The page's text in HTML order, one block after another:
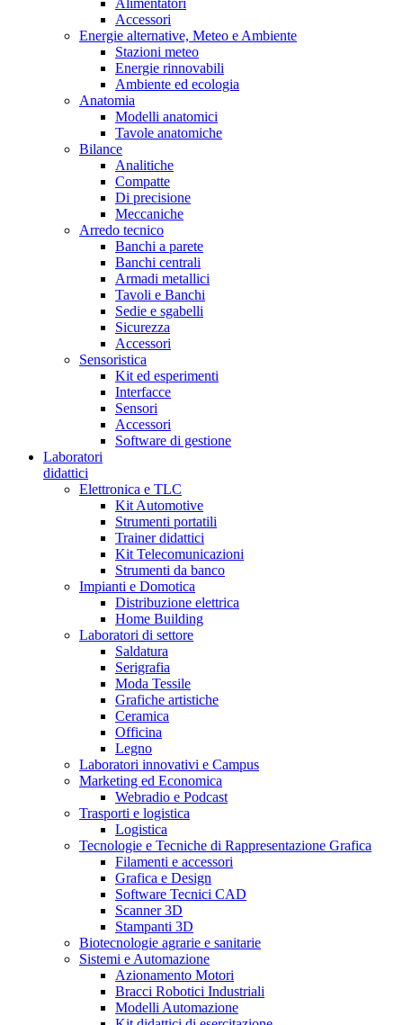
Accessori
Energie alternative, Meteo e Ambiente
Stazioni meteo
Energie rinnovabili
Ambiente ed ecologia
Anatomia
Modelli anatomici
Tavole anatomiche
Bilance
Analitiche
Compatte
Di precisione
Meccaniche
Arredo tecnico
Banchi a parete
Banchi centrali
Armadi metallici
Tavoli e Banchi
Sedie e sgabelli
Sicurezza
Accessori
Sensoristica
Kit ed esperimenti
Interfacce
Sensori
Accessori
Software di gestione
Laboratori
didattici
Elettronica e TLC
Kit Automotive
Strumenti portatili
Trainer didattici
Kit Telecomunicazioni
Strumenti da banco
Impianti e Domotica
Distribuzione elettrica
Home Building
Laboratori di settore
Saldatura
Serigrafia
Moda Tessile
Grafiche artistiche
Ceramica
Officina
Legno
Laboratori innovativi e Campus
Marketing ed Economica
Webradio e Podcast
Trasporti e logistica
Logistica
Tecnologie e Tecniche di Rappresentazione Grafica
Filamenti e accessori
Grafica e Design
Software Tecnici CAD
Scanner 3D
Stampanti 3D
Biotecnologie agrarie e sanitarie
Sistemi e Automazione
Azionamento Motori
Bracci Robotici Industriali
Modelli Automazione